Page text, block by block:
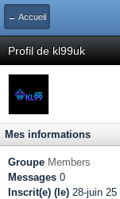
← Accueil
Profil de kl99uk
Mes informations
Groupe Members
Messages 0
Inscrit(e) (le) 28-juin 25